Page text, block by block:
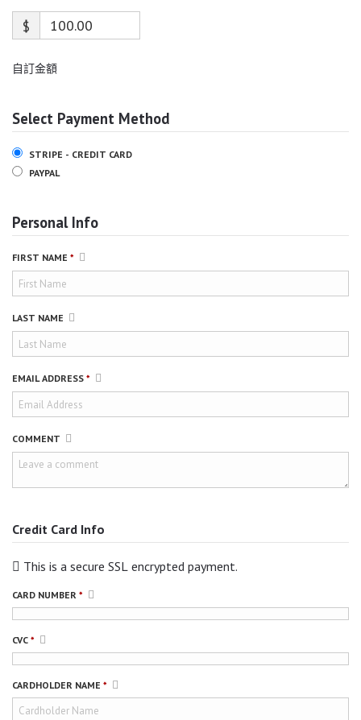
$
自訂金額
Select Payment Method
STRIPE - CREDIT CARD
PAYPAL
Personal Info
FIRST NAME *
LAST NAME
EMAIL ADDRESS *
COMMENT
Credit Card Info
This is a secure SSL encrypted payment.
CARD NUMBER *
CVC *
CARDHOLDER NAME *